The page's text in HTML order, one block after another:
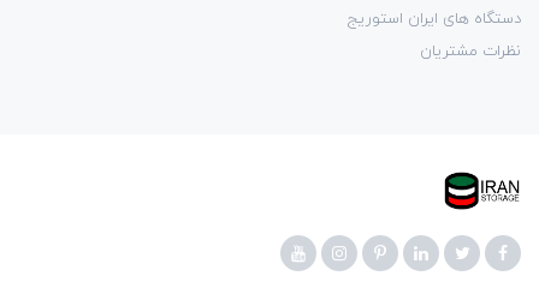
دستگاه های ایران استوریج
نظرات مشتریان